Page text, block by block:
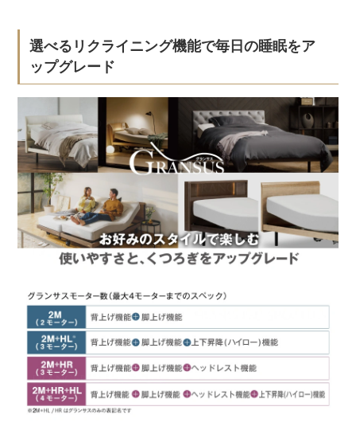
選べるリクライニング機能で毎日の睡眠をア
ップグレード